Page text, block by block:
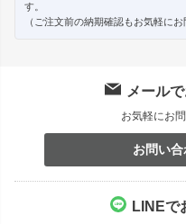
す。
（ご注文前の納期確認もお気軽に
メール
お気軽にお
お問い
LINEで